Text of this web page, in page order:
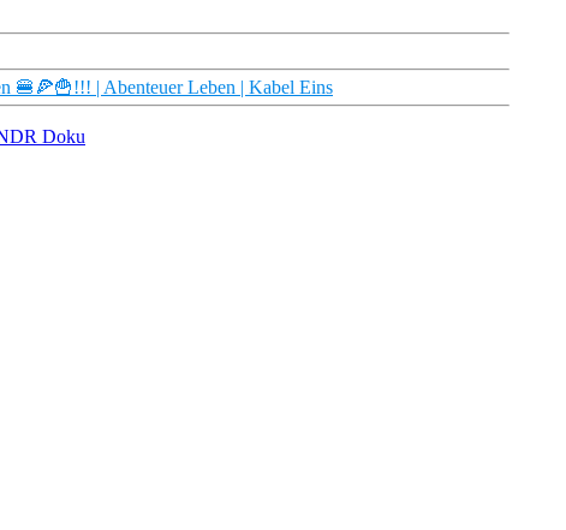
🍔🍕🍟!!! | Abenteuer Leben | Kabel Eins
Doku